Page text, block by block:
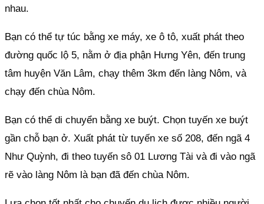
nhau.
Bạn có thể tự túc bằng xe máy, xe ô tô, xuất phát theo
đường quốc lộ 5, nằm ở địa phận Hưng Yên, đến trung
tâm huyện Văn Lâm, chạy thêm 3km đến làng Nôm, và
chạy đến chùa Nôm.
Bạn có thể di chuyển bằng xe buýt. Chọn tuyến xe buýt
gần chỗ bạn ở. Xuất phát từ tuyến xe số 208, đến ngã 4
Như Quỳnh, đi theo tuyến sô 01 Lương Tài và đi vào ngã
rẽ vào làng Nôm là bạn đã đến chùa Nôm.